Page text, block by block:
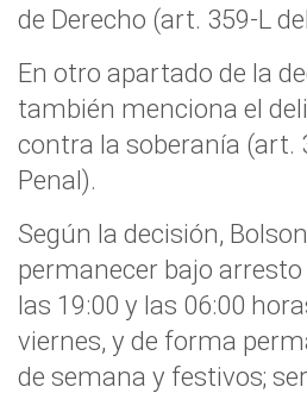
de Derecho (art. 359-L
En otro apartado de la
también menciona el
contra la soberanía (art.
Penal).
Según la decisión,
permanecer bajo
las 19:00 y las 06:00
viernes, y de forma
de semana y festivos;